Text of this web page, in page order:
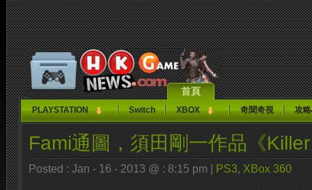
首頁
PLAYSTATION Switch XBOX 奇聞奇視 攻
Fami通圖，須田剛一作品《
Posted : Jan - 16 - 2013 @ : 8:15 pm | PS3, XBox 360